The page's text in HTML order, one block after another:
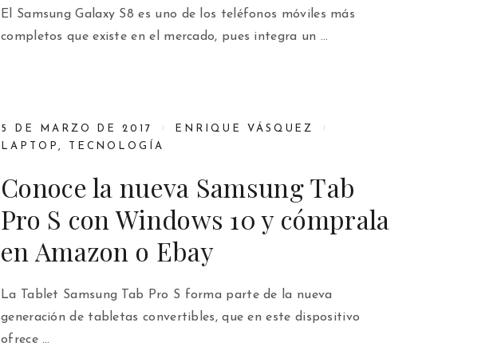
El Samsung Galaxy S8 es uno de los teléfonos móviles más
completos que existe en el mercado, pues integra un …
5 DE MARZO DE 2017
ENRIQUE VÁSQUEZ
LAPTOP , TECNOLOGÍA
Conoce la nueva Samsung Tab
Pro S con Windows 10 y cómprala
en Amazon o Ebay
La Tablet Samsung Tab Pro S forma parte de la nueva
generación de tabletas convertibles, que en este dispositivo
ofrece …